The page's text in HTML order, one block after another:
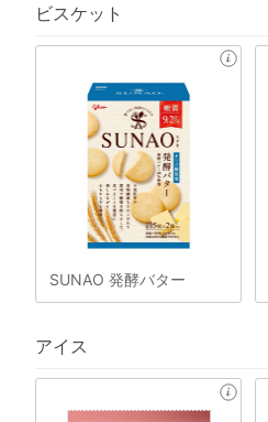
ビスケット
SUNAO 発酵バター
アイス